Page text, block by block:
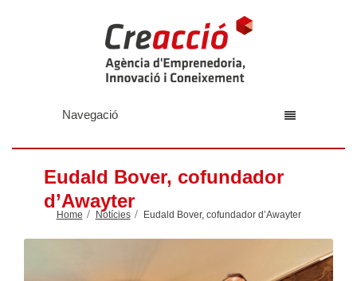
Navegació
Eudald Bover, cofundador
d’Awayter
Home Notícies Eudald Bover, cofundador d’Awayter